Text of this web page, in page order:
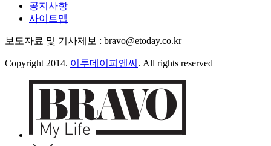
공지사항
사이트맵
보도자료 및 기사제보 : bravo@etoday.co.kr
Copyright 2014. 이투데이피엔씨 . All rights reserved